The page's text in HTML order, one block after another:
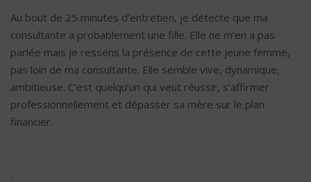
Au bout de 25 minutes d’entretien, je détecte que ma
consultante a probablement une fille. Elle ne m’en a pas
parlée mais je ressens la présence de cette jeune femme,
pas loin de ma consultante. Elle semble vive, dynamique,
ambitieuse. C’est quelqu’un qui veut réussir, s’affirmer
professionnellement et dépasser sa mère sur le plan
financier.